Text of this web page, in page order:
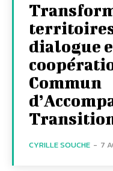
dialogue
Commun
CYRILLE SOUCHE - 7